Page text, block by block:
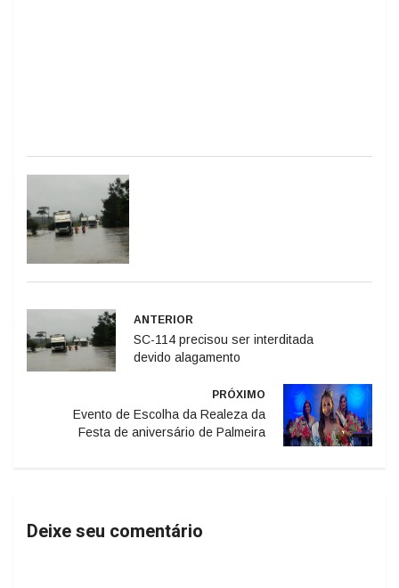
ANTERIOR
SC-114 precisou ser interditada
devido alagamento
PRÓXIMO
Evento de Escolha da Realeza da
Festa de aniversário de Palmeira
Deixe seu comentário